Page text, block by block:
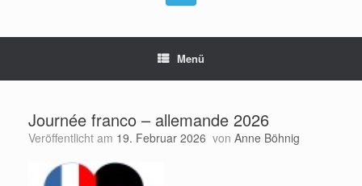
Menü
Journée franco – allemande 2026
Veröffentlicht am 19. Februar 2026 von Anne Böhnig